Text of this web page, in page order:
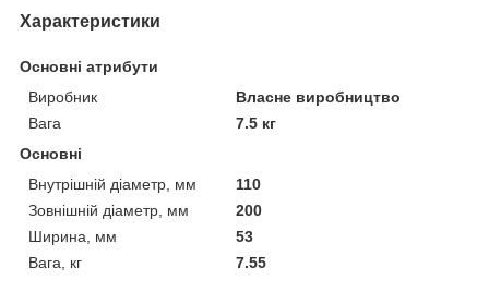
Характеристики
Основні атрибути
Виробник
Власне виробництво
Вага
7.5 кг
Основні
Внутрішній діаметр, мм
110
Зовнішній діаметр, мм
200
Ширина, мм
53
Вага, кг
7.55